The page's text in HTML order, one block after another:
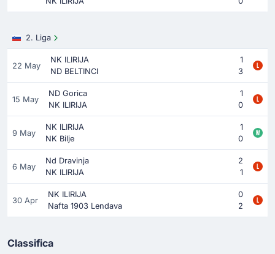
2. Liga
22 May
NK ILIRIJA
1
ND BELTINCI
3
15 May
ND Gorica
1
NK ILIRIJA
0
9 May
NK ILIRIJA
1
NK Bilje
0
6 May
Nd Dravinja
2
NK ILIRIJA
1
30 Apr
NK ILIRIJA
0
Nafta 1903 Lendava
2
Classifica